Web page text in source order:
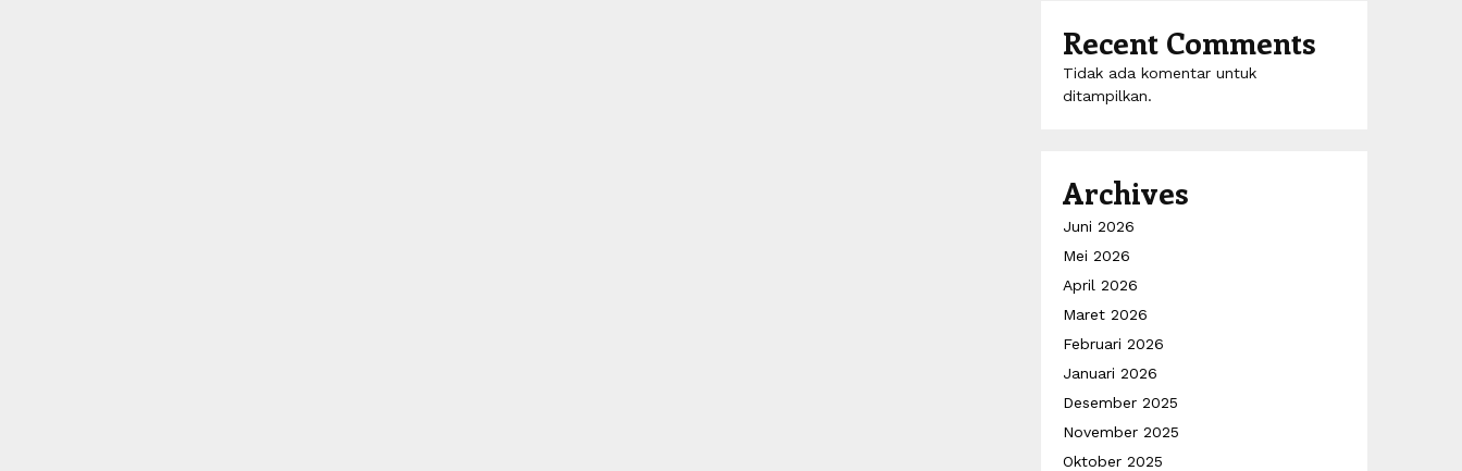
Recent Comments
Tidak ada komentar untuk
ditampilkan.
Archives
Juni 2026
Mei 2026
April 2026
Maret 2026
Februari 2026
Januari 2026
Desember 2025
November 2025
Oktober 2025